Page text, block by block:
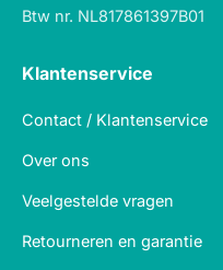
Btw nr. NL817861397B01
Klantenservice
Contact / Klantenservice
Over ons
Veelgestelde vragen
Retourneren en garantie